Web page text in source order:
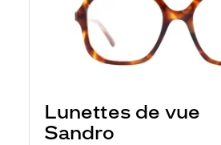
Lunettes de vue
Sandro